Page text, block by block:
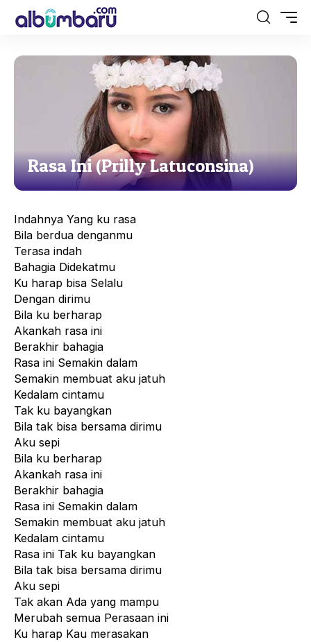
Rasa Ini (Prilly Latuconsina)
Indahnya Yang ku rasa
Bila berdua denganmu
Terasa indah
Bahagia Didekatmu
Ku harap bisa Selalu
Dengan dirimu
Bila ku berharap
Akankah rasa ini
Berakhir bahagia
Rasa ini Semakin dalam
Semakin membuat aku jatuh
Kedalam cintamu
Tak ku bayangkan
Bila tak bisa bersama dirimu
Aku sepi
Bila ku berharap
Akankah rasa ini
Berakhir bahagia
Rasa ini Semakin dalam
Semakin membuat aku jatuh
Kedalam cintamu
Rasa ini Tak ku bayangkan
Bila tak bisa bersama dirimu
Aku sepi
Tak akan Ada yang mampu
Merubah semua Perasaan ini
Ku harap Kau merasakan